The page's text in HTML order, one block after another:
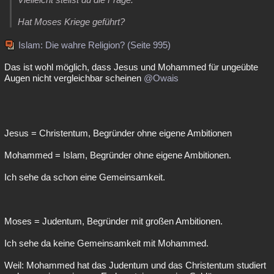
Hat Moses Kriege geführt?
Islam: Die wahre Religion? (Seite 995)
Das ist wohl möglich, dass Jesus und Mohammed für ungeübte
Augen nicht vergleichbar scheinen @Owais
Jesus = Christentum, Begründer ohne eigene Ambitionen
Mohammed = Islam, Begründer ohne eigene Ambitionen.
Ich sehe da schon eine Gemeinsamkeit.
Moses = Judentum, Begründer mit großen Ambitionen.
Ich sehe da keine Gemeinsamkeit mit Mohammed.
Weil: Mohammed hat das Judentum und das Christentum studiert